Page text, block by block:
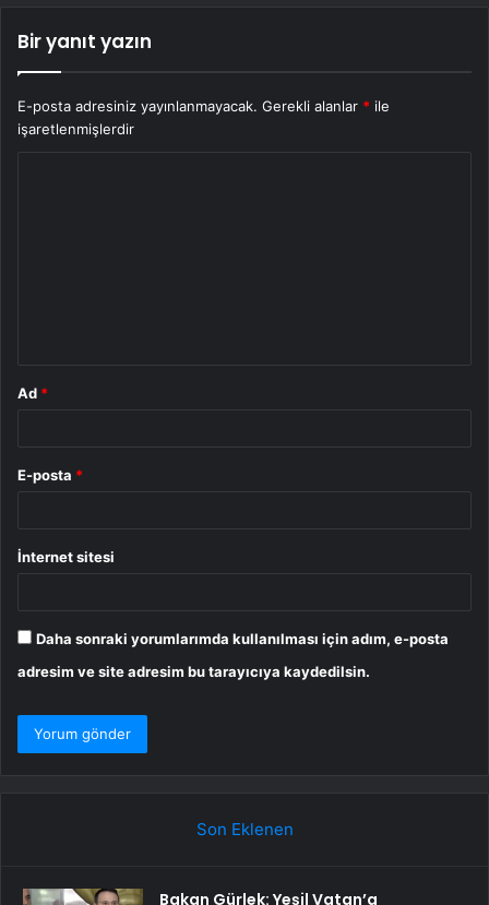
Bir yanıt yazın
E-posta adresiniz yayınlanmayacak. Gerekli alanlar * ile
işaretlenmişlerdir
Ad *
E-posta *
İnternet sitesi
Daha sonraki yorumlarımda kullanılması için adım, e-posta
adresim ve site adresim bu tarayıcıya kaydedilsin.
Son Eklenen
Bakan Gürlek: Yeşil Vatan’a